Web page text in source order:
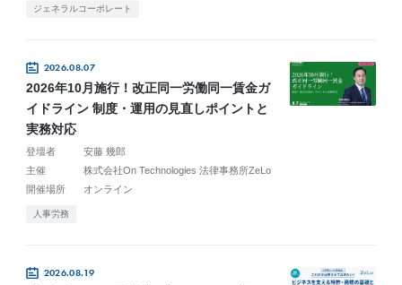
ジェネラルコーポレート
2026.08.07
2026年10月施行！改正同一労働同一賃金ガ
イドライン 制度・運用の見直しポイントと
実務対応
登壇者
安藤 幾郎
主催
株式会社On Technologies 法律事務所ZeLo
開催場所
オンライン
人事労務
2026.08.19